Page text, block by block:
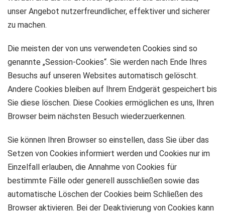
unser Angebot nutzerfreundlicher, effektiver und sicherer
zu machen.
Die meisten der von uns verwendeten Cookies sind so
genannte „Session-Cookies“. Sie werden nach Ende Ihres
Besuchs auf unseren Websites automatisch gelöscht.
Andere Cookies bleiben auf Ihrem Endgerät gespeichert bis
Sie diese löschen. Diese Cookies ermöglichen es uns, Ihren
Browser beim nächsten Besuch wiederzuerkennen.
Sie können Ihren Browser so einstellen, dass Sie über das
Setzen von Cookies informiert werden und Cookies nur im
Einzelfall erlauben, die Annahme von Cookies für
bestimmte Fälle oder generell ausschließen sowie das
automatische Löschen der Cookies beim Schließen des
Browser aktivieren. Bei der Deaktivierung von Cookies kann